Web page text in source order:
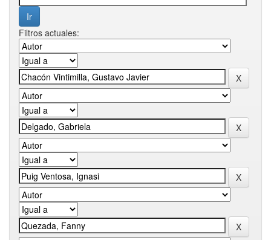
Filtros actuales: